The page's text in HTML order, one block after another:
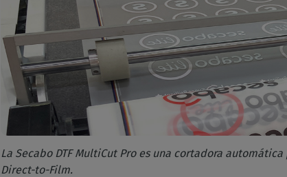
La Secabo DTF MultiCut Pro es una cortadora automática
Direct-to-Film.